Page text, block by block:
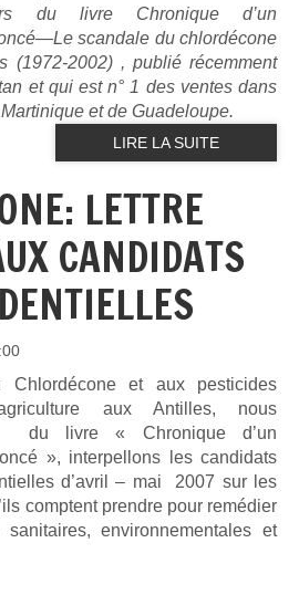
du livre Chronique d’un
scandale du chlordécone
(1972-2002) , publié récemment
et qui est n° 1 des ventes dans
et de Guadeloupe.
LIRE LA SUITE
LETTRE
CANDIDATS
Chlordécone et aux pesticides
aux Antilles, nous
du livre « Chronique d’un
», interpellons les candidats
d’avril – mai 2007 sur les
comptent prendre pour remédier
environnementales et